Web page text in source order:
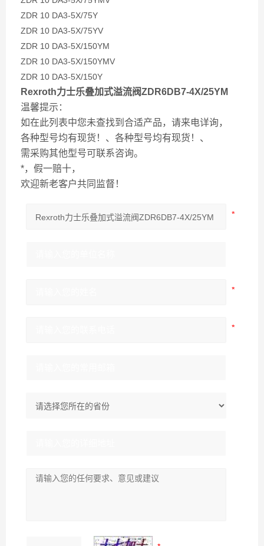
ZDR 10 DA3-5X/75Y
ZDR 10 DA3-5X/75YV
ZDR 10 DA3-5X/150YM
ZDR 10 DA3-5X/150YMV
ZDR 10 DA3-5X/150Y
Rexroth力士乐叠加式溢流阀ZDR6DB7-4X/25YM
温馨提示：
如在此列表中您未查找到合适产品，请来电详询，
各种型号均有现货！、各种型号均有现货！、
需采购其他型号可联系咨询。
*，假一赔十，
欢迎新老客户共同监督！